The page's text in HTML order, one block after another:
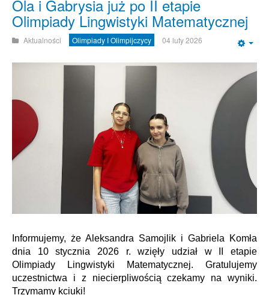
Ola i Gabrysia już po II etapie
Olimpiady Lingwistyki Matematycznej
Aktualności Olimpiady I Olimpijczycy 04 luty 2026
Informujemy, że Aleksandra Samojlik i Gabriela Komła
dnia 10 stycznia 2026 r. wzięły udział w II etapie
Olimpiady Lingwistyki Matematycznej. Gratulujemy
uczestnictwa i z niecierpliwością czekamy na wyniki.
Trzymamy kciuki!